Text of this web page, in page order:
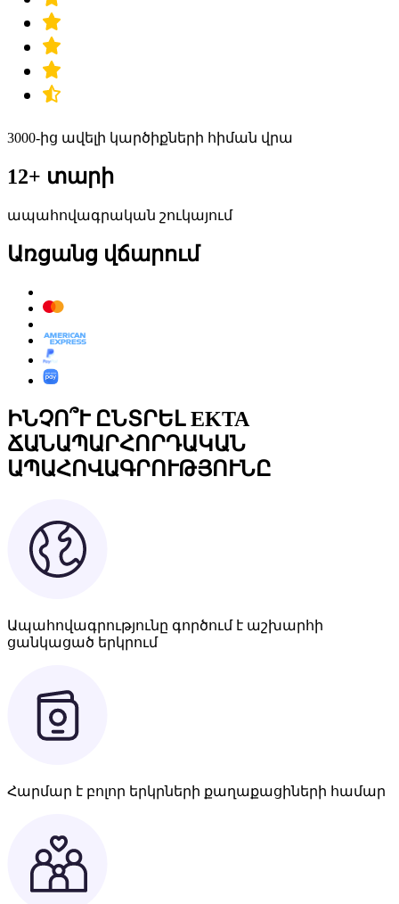
3000-ից ավելի կարծիքների հիման վրա
12+ տարի
ապահովագրական շուկայում
Առցանց վճարում
ԻՆՉՈ՞Ւ ԸՆՏՐԵԼ EKTA
ՃԱՆԱՊԱՐՀՈՐԴԱԿԱՆ
ԱՊԱՀՈՎԱԳՐՈՒԹՅՈՒՆԸ
Ապահովագրությունը գործում է աշխարհի
ցանկացած երկրում
Հարմար է բոլոր երկրների քաղաքացիների համար